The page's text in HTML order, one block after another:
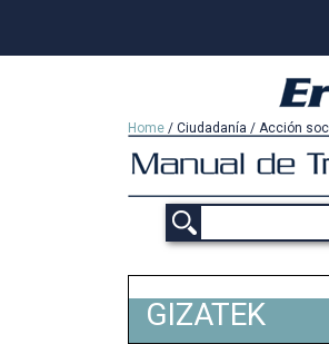
Home / Ciudadanía / Acción
GIZATEK